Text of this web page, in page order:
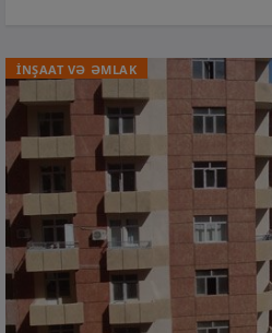
İNŞAAT VƏ ƏMLAK